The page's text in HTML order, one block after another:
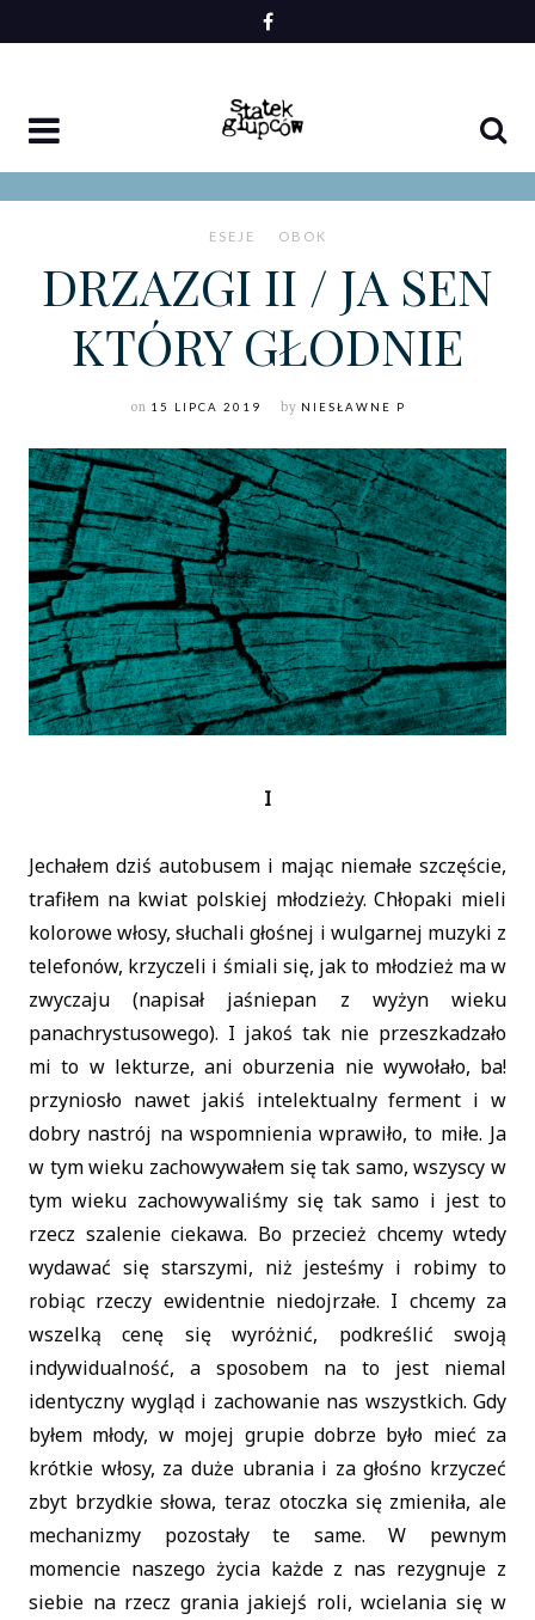
to
ESEJE OBOK
DRZAZGI II / JA SEN
KTÓRY GŁODNIE
on 15 LIPCA 2019 by NIESŁAWNE P
I
Jechałem dziś autobusem i mając niemałe szczęście,
trafiłem na kwiat polskiej młodzieży. Chłopaki mieli
kolorowe włosy, słuchali głośnej i wulgarnej muzyki z
telefonów, krzyczeli i śmiali się, jak to młodzież ma w
zwyczaju (napisał jaśniepan z wyżyn wieku
panachrystusowego). I jakoś tak nie przeszkadzało
mi to w lekturze, ani oburzenia nie wywołało, ba!
przyniosło nawet jakiś intelektualny ferment i w
dobry nastrój na wspomnienia wprawiło, to miłe. Ja
w tym wieku zachowywałem się tak samo, wszyscy w
tym wieku zachowywaliśmy się tak samo i jest to
rzecz szalenie ciekawa. Bo przecież chcemy wtedy
wydawać się starszymi, niż jesteśmy i robimy to
robiąc rzeczy ewidentnie niedojrzałe. I chcemy za
wszelką cenę się wyróżnić, podkreślić swoją
indywidualność, a sposobem na to jest niemal
identyczny wygląd i zachowanie nas wszystkich. Gdy
byłem młody, w mojej grupie dobrze było mieć za
krótkie włosy, za duże ubrania i za głośno krzyczeć
zbyt brzydkie słowa, teraz otoczka się zmieniła, ale
mechanizmy pozostały te same. W pewnym
momencie naszego życia każde z nas rezygnuje z
siebie na rzecz grania jakiejś roli, wcielania się w